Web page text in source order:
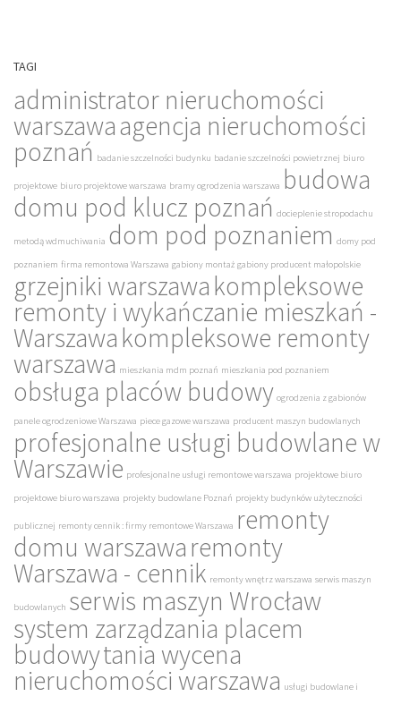
TAGI
administrator nieruchomości
warszawaagencja nieruchomości
poznań badanie szczelności budynku badanie szczelności powietrznej biuro
projektowe biuro projektowe warszawa bramy ogrodzenia warszawa budowa
domu pod klucz poznań docieplenie stropodachu
metodą wdmuchiwania dom pod poznaniem domy pod
poznaniem firma remontowa Warszawa gabiony montaż gabiony producent małopolskie
grzejniki warszawakompleksowe
remonty i wykańczanie mieszkań -
Warszawakompleksowe remonty
warszawa mieszkania mdm poznań mieszkania pod poznaniem
obsługa placów budowy ogrodzenia z gabionów
panele ogrodzeniowe Warszawa piece gazowe warszawa producent maszyn budowlanych
profesjonalne usługi budowlane w
Warszawie profesjonalne usługi remontowe warszawa projektowe biuro
projektowe biuro warszawa projekty budowlane Poznań projekty budynków użyteczności
publicznej remonty cennik : firmy remontowe Warszawa remonty
domu warszawaremonty
Warszawa - cennik remonty wnętrz warszawa serwis maszyn
budowlanych serwis maszyn Wrocław
system zarządzania placem
budowytania wycena
nieruchomości warszawa usługi budowlane i